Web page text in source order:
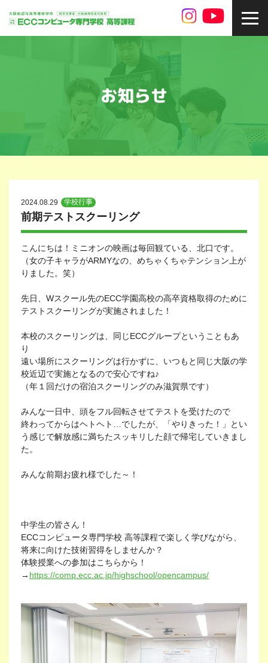
お知らせ
2024.08.29 学校行事
前期テストスクーリング
こんにちは！ミニオンの映画は毎回観ている、北口です。
（女の子キャラがARMYなの、めちゃくちゃテンション上が
りました。笑）
先日、Wスクール先のECC学園高校の高卒資格取得のために
テストスクーリングが実施されました！
本校のスクーリングは、同じECCグループということもあ
り
遠い場所にスクーリングは行かずに、いつもと同じ大阪の学
校近辺で実施となるので安心ですね♪
（年１回だけの宿泊スクーリングのみ滋賀県です）
みんな一日中、頭をフル回転させてテストを受けたので
終わってからはヘトヘト…でしたが、「やりきった！」とい
う感じで解放感に満ちたスッキリした顔で帰宅していきまし
た。
みんな前期お疲れ様でした～！
中学生の皆さん！
ECCコンピュータ専門学校 高等課程で楽しく学びながら、
将来に向けた技術習得をしませんか？
体験授業への参加はこちらから！
→ https://comp.ecc.ac.jp/highschool/opencampus/